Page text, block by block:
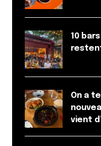
10
On a
vient